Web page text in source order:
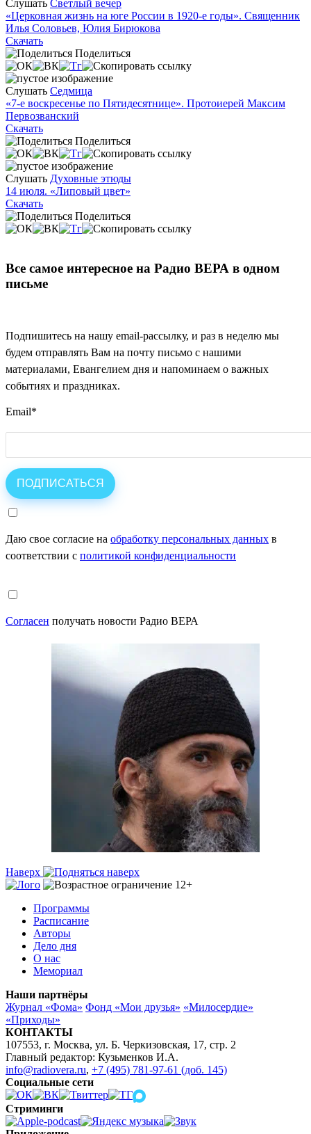
Слушать Светлый вечер
«Церковная жизнь на юге России в 1920-е годы». Священник
Илья Соловьев, Юлия Бирюкова
Скачать
Поделиться
Слушать Седмица
«7-е воскресенье по Пятидесятнице». Протоиерей Максим
Первозванский
Скачать
Поделиться
Слушать Духовные этюды
14 июля. «Липовый цвет»
Скачать
Поделиться
Все самое интересное на Радио ВЕРА в одном
письме
Подпишитесь на нашу email-рассылку, и раз в неделю мы
будем отправлять Вам на почту письмо с нашими
материалами, Евангелием дня и напоминаем о важных
событиях и праздниках.
Email*
Даю свое согласие на обработку персональных данных в
соответствии с политикой конфиденциальности
Согласен получать новости Радио ВЕРА
Наверх
Программы
Расписание
Авторы
Дело дня
О нас
Мемориал
Наши партнёры
Журнал «Фома» Фонд «Мои друзья» «Милосердие»
«Приходы»
КОНТАКТЫ
107553, г. Москва, ул. Б. Черкизовская, 17, стр. 2
Главный редактор: Кузьменков И.А.
info@radiovera.ru, +7 (495) 781-97-61 (доб. 145)
Социальные сети
Стриминги